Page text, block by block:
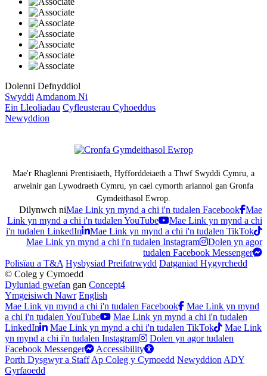
Dolenni Defnyddiol
Swyddi Amdanom Ni
Ein Lleoliadau Cyfleusterau Cyhoeddus
Newyddion
Mae'r Rhaglenni Prentisiaeth, Hyfforddeiaeth a Thwf Swyddi Cymru, a
arweinir gan Lywodraeth Cymru, yn cael cymorth ariannol gan Gronfa
Gymdeithasol Ewrop.
Dilynwch niMae Link yn mynd a chi i'n tudalen Facebook Mae
Link yn mynd a chi i'n tudalen YouTube
Mae Link yn mynd a chi
i'n tudalen LinkedIn
Mae Link yn mynd a chi i'n tudalen TikTok
Mae Link yn mynd a chi i'n tudalen Instagram
Dolen yn agor
tudalen Facebook Messenger
Polisïau a T&A Hysbysiad Preifatrwydd Datganiad Hygyrchedd
© Coleg y Cymoedd
Dyluniad gwefan gan Concept4
Ymgeisiwch Nawr English
Mae Link yn mynd a chi i'n tudalen Facebook
Mae Link yn mynd
a chi i'n tudalen YouTube
Mae Link yn mynd a chi i'n tudalen
LinkedIn
Mae Link yn mynd a chi i'n tudalen TikTok
Mae Link
yn mynd a chi i'n tudalen Instagram
Dolen yn agor tudalen
Facebook Messenger
Accessibility
Porth Dysgwyr a Staff Ap Coleg y Cymoedd Newyddion ADY
Gyrfaoedd